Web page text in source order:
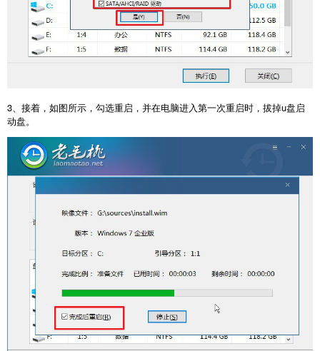
3、接着，如图所示，勾选重启，并在电脑进入第一次重启时，拔掉u盘启
动盘。